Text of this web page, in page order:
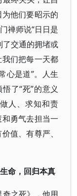
他们要昭示的
禅师说“日日是
了交通的拥堵或
们把每一天都
心是道”。人生
了“死”的意义
人、求知和责
勇气去担当一
值、有尊严、
命，回归本真